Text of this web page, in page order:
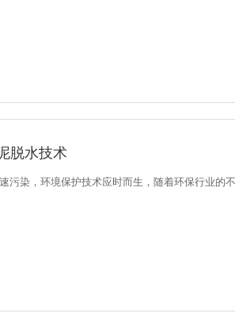
脱水技术
污染，环境保护技术应时而生，随着环保行业